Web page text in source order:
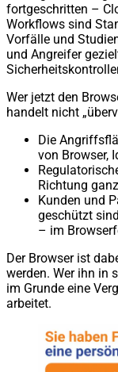
fortgeschritten –
Workflows sind
Vorfälle und
und Angreifer
Wer jetzt den
handelt nicht
Die
von Browser,
Richtung
Kunden und
geschützt
– im
Der Browser ist
werden. Wer ihn in
im Grunde eine
arbeitet.